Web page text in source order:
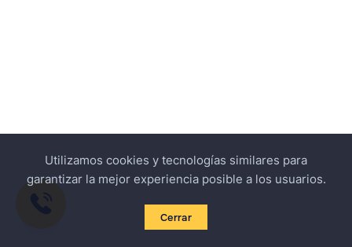
Utilizamos cookies y tecnologías similares para
garantizar la mejor experiencia posible a los usuarios.
Cerrar